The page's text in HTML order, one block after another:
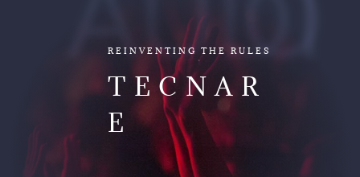
REINVENTING THE RULES
TECNAR
E